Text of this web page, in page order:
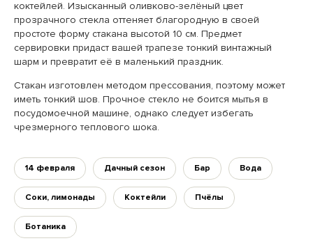
коктейлей. Изысканный оливково-зелёный цвет
прозрачного стекла оттеняет благородную в своей
простоте форму стакана высотой 10 см. Предмет
сервировки придаст вашей трапезе тонкий винтажный
шарм и превратит её в маленький праздник.
Стакан изготовлен методом прессования, поэтому может
иметь тонкий шов. Прочное стекло не боится мытья в
посудомоечной машине, однако следует избегать
чрезмерного теплового шока.
14 февраля Дачный сезон Бар Вода
Соки, лимонады Коктейли Пчёлы
Ботаника